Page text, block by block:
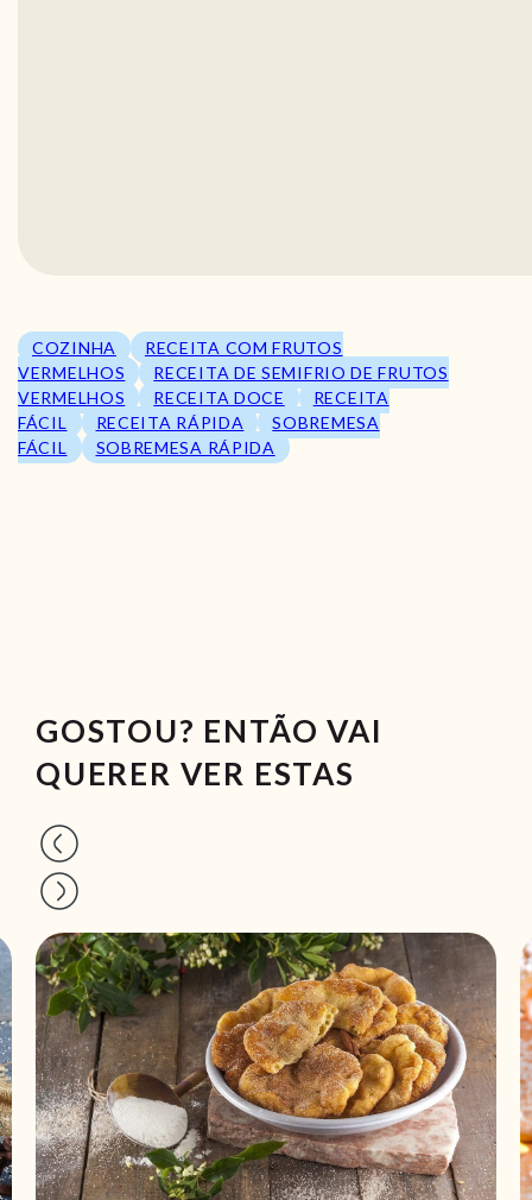
COZINHA
RECEITA COM FRUTOS
VERMELHOS
RECEITA DE SEMIFRIO DE FRUTOS
VERMELHOS
RECEITA DOCE
RECEITA
FÁCIL
RECEITA RÁPIDA
SOBREMESA
FÁCIL
SOBREMESA RÁPIDA
GOSTOU? ENTÃO VAI
QUERER VER ESTAS